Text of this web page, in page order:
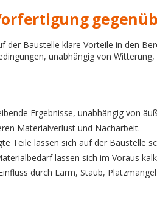
Baustelle klare Vorteile in den
unabhängig von
Ergebnisse, unabhängig von
Materialverlust und Nacharbeit.
Teile lassen sich auf der Baustelle
lassen sich im Voraus
durch Lärm, Staub,